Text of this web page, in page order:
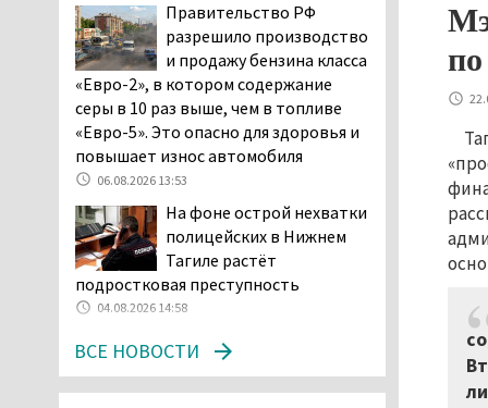
Прокуратура
Дзержинского района
Нижнего Тагила
возбудила административное дело в
отношении «Водоканала-НТ» из-за
отсутствия холодной воды
Двое детей пострадали
при сходе трамвая с
рельсов в Нижнем Тагиле
06.08.2026 14:25
Правительство РФ
и продажу бензина класса
«Евро-2», в котором содержание
Правительство РФ
разрешило производство
и продажу бензина класса
«Евро-2», в котором содержание
серы в 10 раз выше, чем в топливе
«Евро-5». Это опасно для здоровья и
повышает износ автомобиля
06.08.2026 13:53
На фоне острой нехватки
полицейских в Нижнем
Тагиле растёт
подростковая преступность
04.08.2026 14:58
ВСЕ НОВОСТИ